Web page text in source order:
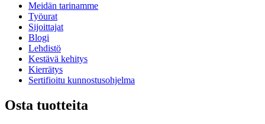
Meidän tarinamme
Työurat
Sijoittajat
Blogi
Lehdistö
Kestävä kehitys
Kierrätys
Sertifioitu kunnostusohjelma
Osta tuotteita